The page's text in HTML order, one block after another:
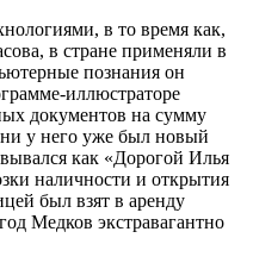
в то время как,
в стране применяли в
познания он
иллюстраторе
документов на сумму
у него уже был новый
как «Дорогой Илья
наличности и открытия
был взят в аренду
Медков экстравагантно